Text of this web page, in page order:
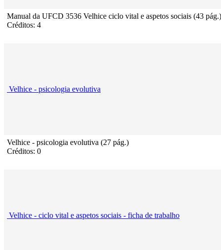
Manual da UFCD 3536 Velhice ciclo vital e aspetos sociais (43 pág.)
Créditos: 4
Velhice - psicologia evolutiva
Velhice - psicologia evolutiva (27 pág.)
Créditos: 0
Velhice - ciclo vital e aspetos sociais - ficha de trabalho